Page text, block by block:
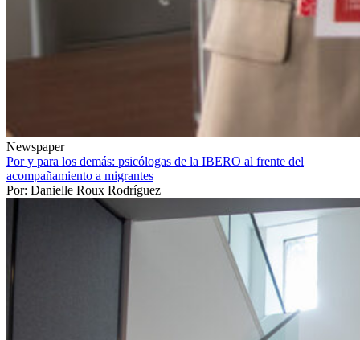
Newspaper
Por y para los demás: psicólogas de la IBERO al frente del
acompañamiento a migrantes
Por: Danielle Roux Rodríguez